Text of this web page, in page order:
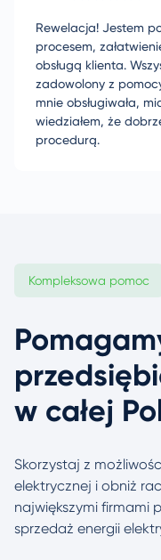
Rewelacja! Jestem
procesem,
obsługą klienta.
zadowolony z
mnie obsługiwała,
wiedziałem, że
procedurą.
Kompleksowa pomoc
w całej
Skorzystaj z
elektrycznej i obniż
największymi firmami
sprzedaż energii